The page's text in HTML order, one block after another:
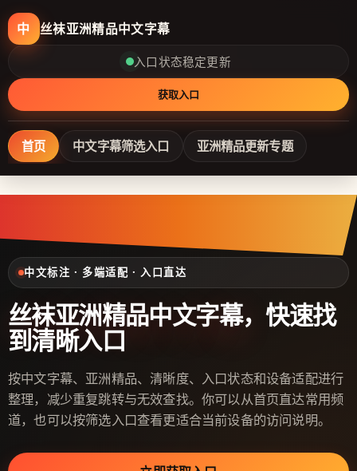
中 丝袜亚洲精品中文字幕
入口状态稳定更新
获取入口
首页 中文字幕筛选入口 亚洲精品更新专题
中文标注 · 多端适配 · 入口直达
丝袜亚洲精品中文字幕，快速找
到清晰入口
按中文字幕、亚洲精品、清晰度、入口状态和设备适配进行
整理，减少重复跳转与无效查找。你可以从首页直达常用频
道，也可以按筛选入口查看更适合当前设备的访问说明。